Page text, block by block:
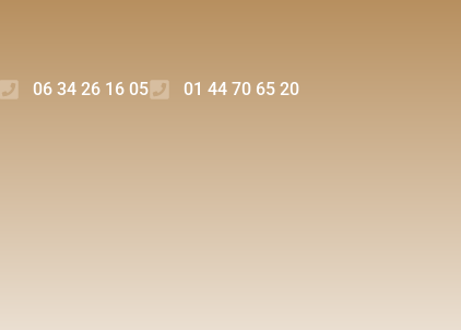
06 34 26 16 05 01 44 70 65 20